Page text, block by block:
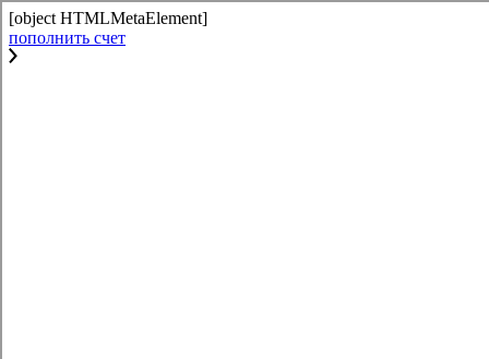
[object HTMLMetaElement]
пополнить счет